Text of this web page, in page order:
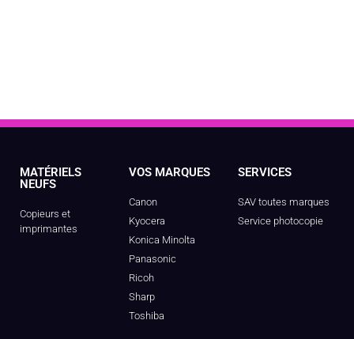
MATÉRIELS
NEUFS
Copieurs et
imprimantes
VOS MARQUES
Canon
Kyocera
Konica Minolta
Panasonic
Ricoh
Sharp
Toshiba
SERVICES
SAV toutes marques
Service photocopie